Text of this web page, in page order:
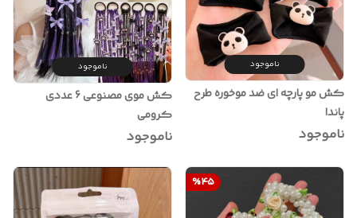
ناموجود
کش مو پارچه ای ضد موخوره طرح
پاندا
ناموجود
ناموجود
کش موی مصنوعی 6 عددی
کرومی
ناموجود
%45